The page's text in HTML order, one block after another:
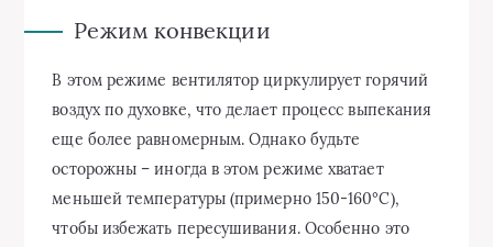
Режим конвекции
В этом режиме вентилятор циркулирует горячий
воздух по духовке, что делает процесс выпекания
еще более равномерным. Однако будьте
осторожны – иногда в этом режиме хватает
меньшей температуры (примерно 150-160°C),
чтобы избежать пересушивания. Особенно это